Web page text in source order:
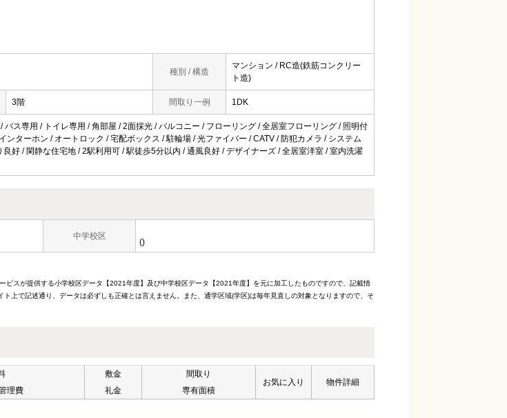
種別 / 構造
マンション / RC造(鉄筋コンクリー
ト造)
3階 間取り一例 1DK
ス専用 / トイレ専用 / 角部屋 / 2面採光 / バルコニー / フローリング / 全居室フローリング / 照明付
ンターホン / オートロック / 宅配ボックス / 駐輪場 / 光ファイバー / CATV / 防犯カメラ / システム
好 / 閑静な住宅地 / 2駅利用可 / 駅徒歩5分以内 / 通風良好 / デザイナーズ / 全居室洋室 / 室内洗濯
中学校区
()
スが提供する小学校区データ【2021年度】及び中学校区データ【2021年度】を元に加工したものですので、記載情
上で記述通り、データは必ずしも正確とは言えません。また、通学区域(学区)は毎年見直しの対象となりますので、そ
理費
敷金
礼金
間取り
専有面積
お気に入り 物件詳細